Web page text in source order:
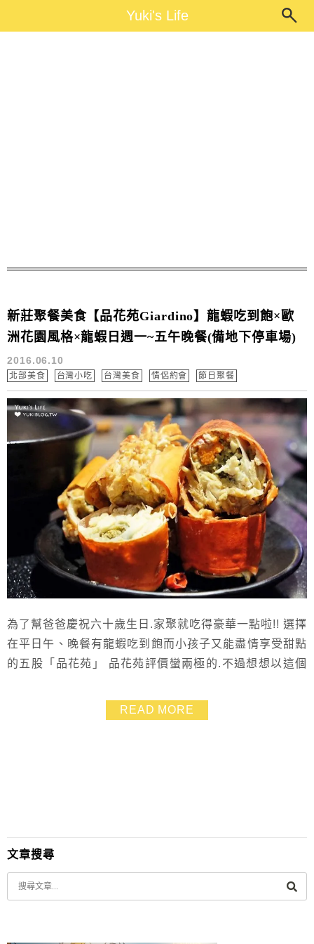
Yuki's LifeYuki's Life
新莊聚餐美食【品花苑Giardino】龍蝦吃到飽×歐
洲花園風格×龍蝦日週一~五午晚餐(備地下停車場)
2016.06.10
北部美食 台灣小吃 台灣美食 情侶約會 節日聚餐
為了幫爸爸慶祝六十歲生日.家聚就吃得豪華一點啦!! 選擇
在平日午、晚餐有龍蝦吃到飽而小孩子又能盡情享受甜點
的五股「品花苑」 品花苑評價蠻兩極的.不過想想以這個
商量就衝囉~~~ 這次弟妹做了不少功課.先是上網查詢餐
券價格.又比對了官網的線上訂位系統 線上訂位系統似乎
READ MORE
文章搜尋